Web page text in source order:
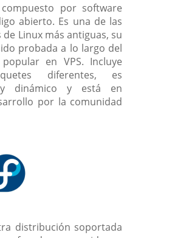
compuesto por software
abierto. Es una de las
Linux más antiguas, su
probada a lo largo del
en VPS. Incluye
diferentes, es
dinámico y está en
por la comunidad
distribución soportada